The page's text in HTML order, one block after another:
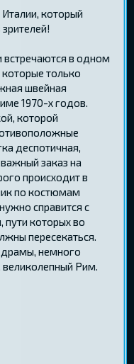
который
встречаются в одном
которые только
швейная
1970-х годов.
которой
деспотичная,
заказ на
происходит в
по костюмам
справится с
пути которых во
пересекаться.
немного
Рим.